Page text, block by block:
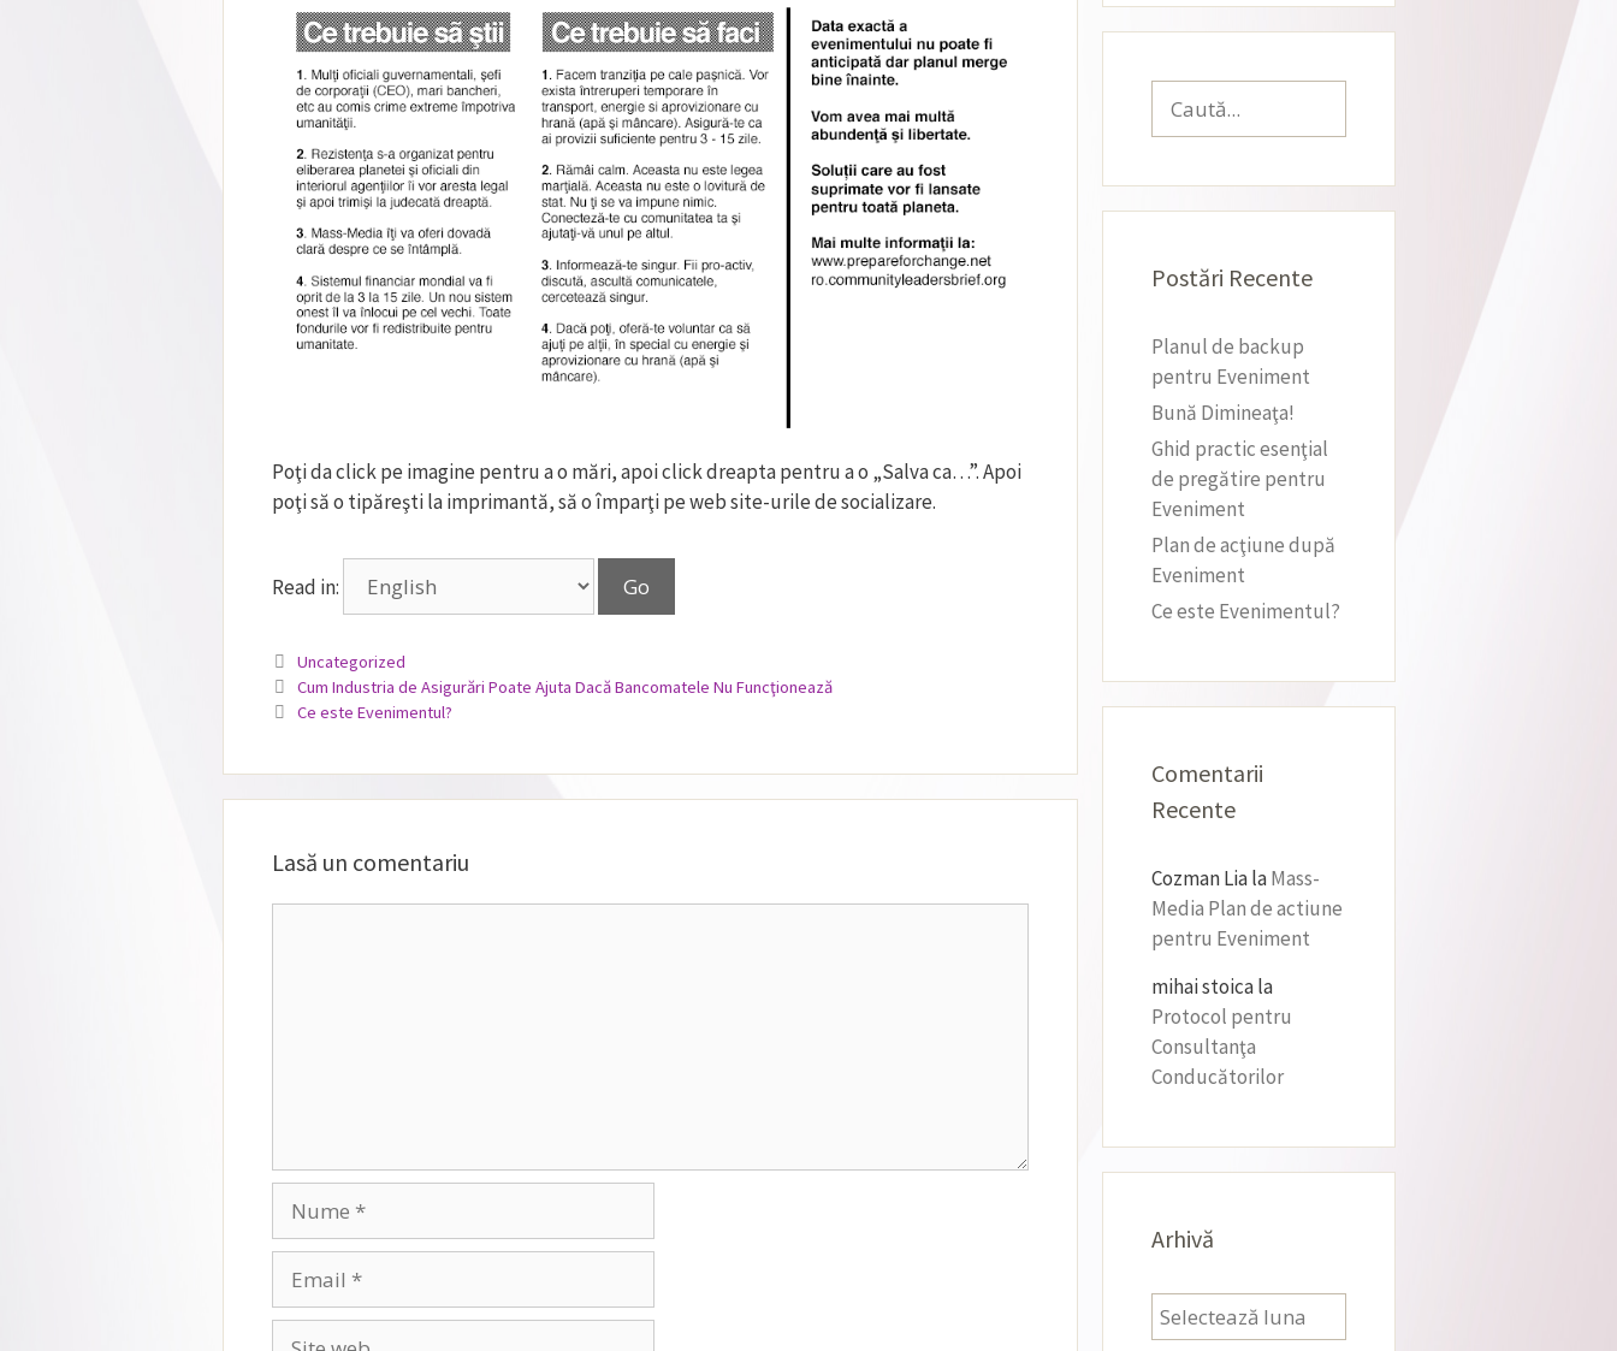
Poţi da click pe imagine pentru a o mări, apoi click dreapta pentru a o „Salva ca…”. Apoi
poţi să o tipăreşti la imprimantă, să o împarţi pe web site-urile de socializare.
Read in:
Categorii
Uncategorized
Cum Industria de Asigurări Poate Ajuta Dacă Bancomatele Nu Funcţionează
Ce este Evenimentul?
Lasă un comentariu
după:
Postări Recente
Planul de backup
pentru Eveniment
Bună Dimineaţa!
Ghid practic esenţial
de pregătire pentru
Eveniment
Plan de acţiune după
Eveniment
Ce este Evenimentul?
Comentarii
Recente
Cozman LialaMass-
Media Plan de actiune
pentru Eveniment
mihai stoicala
Protocol pentru
Consultanţa
Conducătorilor
Arhivă
Arhivă